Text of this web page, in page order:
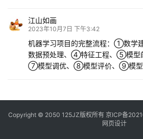
江山如画
2023年10月7日 下午3:42
机器学习项目的完整流程：①数
数据预处理、④特征工程、⑤模型
⑦模型调优、⑧模型评价、⑨模型
Copyright © 2050 125JZ版权所有 京ICP备
网页设计